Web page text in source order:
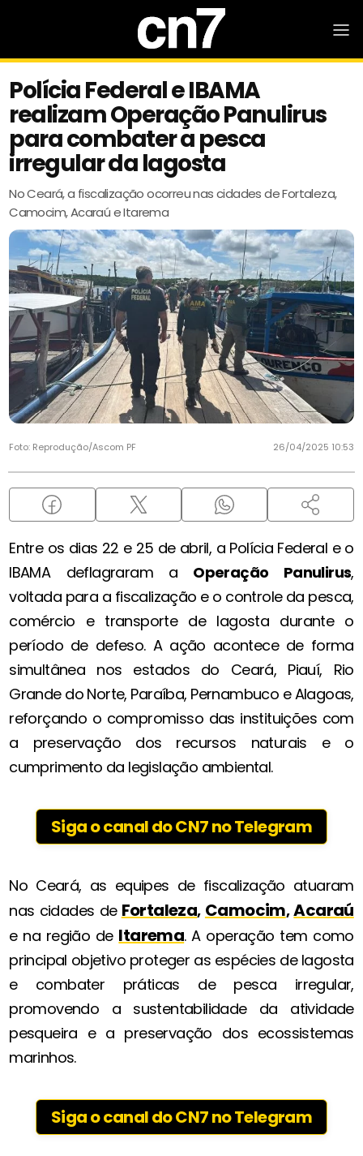
Polícia Federal e IBAMA
realizam Operação Panulirus
para combater a pesca
irregular da lagosta
No Ceará, a fiscalização ocorreu nas cidades de Fortaleza,
Camocim, Acaraú e Itarema
Foto: Reprodução/Ascom PF 26/04/2025 10:53
Entre os dias 22 e 25 de abril, a Polícia Federal e o
IBAMA deflagraram a Operação Panulirus,
voltada para a fiscalização e o controle da pesca,
comércio e transporte de lagosta durante o
período de defeso. A ação acontece de forma
simultânea nos estados do Ceará, Piauí, Rio
Grande do Norte, Paraíba, Pernambuco e Alagoas,
reforçando o compromisso das instituições com
a preservação dos recursos naturais e o
cumprimento da legislação ambiental.
Siga o canal do CN7 no Telegram
No Ceará, as equipes de fiscalização atuaram
nas cidades de Fortaleza, Camocim,Acaraú
e na região de Itarema. A operação tem como
principal objetivo proteger as espécies de lagosta
e combater práticas de pesca irregular,
promovendo a sustentabilidade da atividade
pesqueira e a preservação dos ecossistemas
marinhos.
Siga o canal do CN7 no Telegram